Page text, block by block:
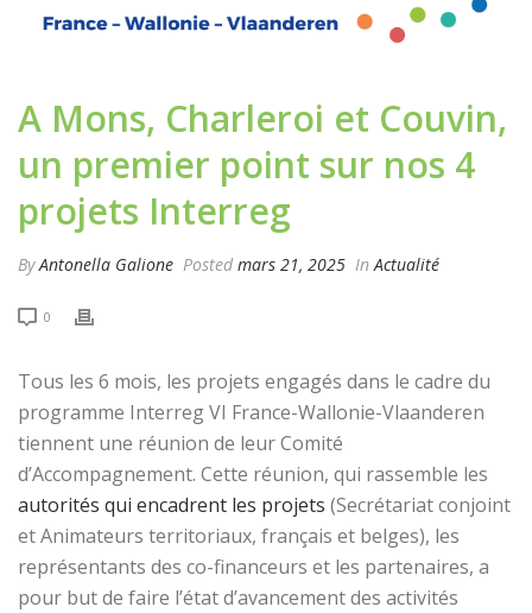
A Mons, Charleroi et Couvin,
un premier point sur nos 4
projets Interreg
ByAntonella Galione Posted mars 21, 2025 InActualité
0
Tous les 6 mois, les projets engagés dans le cadre du
programme Interreg VI France-Wallonie-Vlaanderen
tiennent une réunion de leur Comité
d’Accompagnement. Cette réunion, qui rassemble les
autorités qui encadrent les projets (Secrétariat conjoint
et Animateurs territoriaux, français et belges), les
représentants des co-financeurs et les partenaires, a
pour but de faire l’état d’avancement des activités